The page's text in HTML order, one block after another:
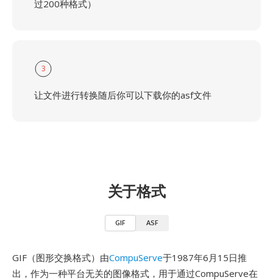
过200种格式）
3
让文件进行转换随后你可以下载你的asf文件
关于格式
GIF ASF
GIF（图形交换格式）由CompuServe于1987年6月15日推
出，作为一种平台无关的图像格式，用于通过CompuServe在